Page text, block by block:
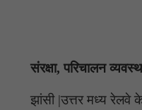
संरक्षा, परिचालन
झांसी |उत्तर मध्य रेलवे